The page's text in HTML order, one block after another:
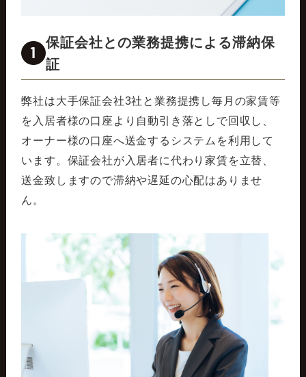
1
保証会社との業務提携による滞納保
証
弊社は大手保証会社3社と業務提携し毎月の家賃等
を入居者様の口座より自動引き落としで回収し、
オーナー様の口座へ送金するシステムを利用して
います。保証会社が入居者に代わり家賃を立替、
送金致しますので滞納や遅延の心配はありませ
ん。